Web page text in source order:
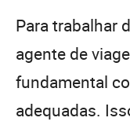
Para trabalhar
agente de
fundamental
adequadas.